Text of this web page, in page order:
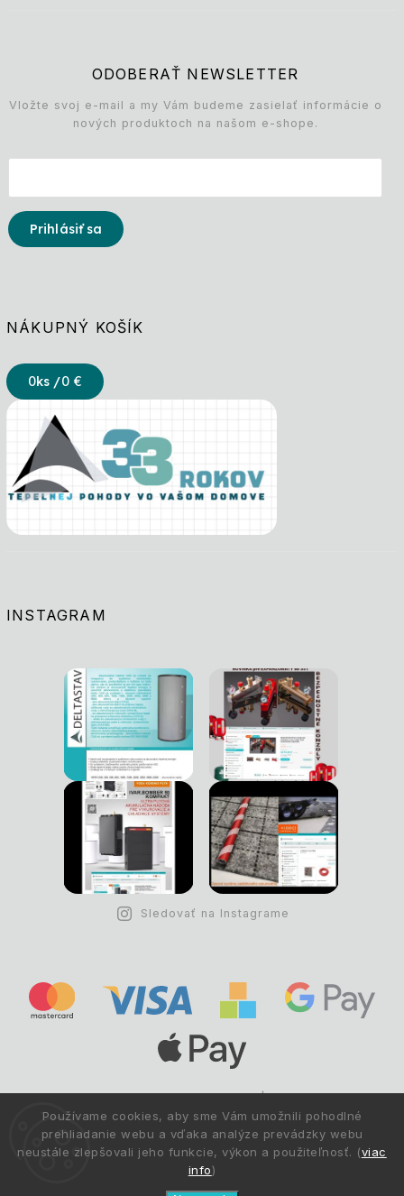
Používame cookies, aby sme Vám umožnili pohodlné
prehliadanie webu a vďaka analýze prevádzky webu
neustále zlepšovali jeho funkcie, výkon a použiteľnosť. (viac
info)
ODOBERAŤ NEWSLETTER
Vložte svoj e-mail a my Vám budeme zasielať informácie o
nových produktoch na našom e-shope.
Prihlásiť sa
NÁKUPNÝ KOŠÍK
0ks /0 €
INSTAGRAM
Sledovať na Instagrame
Všetky práva vyhradené.